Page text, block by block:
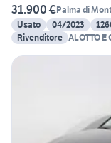
31.900 €Palma di
Usato
04/2023
Rivenditore ALOTTO E